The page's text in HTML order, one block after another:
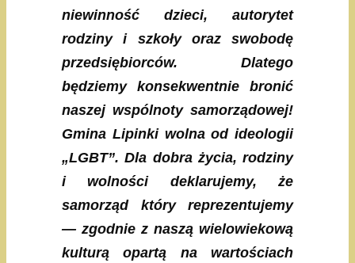
niewinność dzieci, autorytet
rodziny i szkoły oraz swobodę
przedsiębiorców. Dlatego
będziemy konsekwentnie bronić
naszej wspólnoty samorządowej!
Gmina Lipinki wolna od ideologii
„LGBT”. Dla dobra życia, rodziny
i wolności deklarujemy, że
samorząd który reprezentujemy
— zgodnie z naszą wielowiekową
kulturą opartą na wartościach